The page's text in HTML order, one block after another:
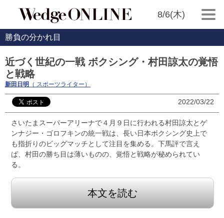
8/6(木)
勝負の分かれ目
近づく世紀の一戦 ボクシング・村田諒太の覚悟
と戦略
新田日明 （ スポーツライター）
2022/03/22
さいたまスーパーアリーナで４月９日に行われる村田諒太とゲ
ンナジー・ゴロフキンの統一戦は、長い日本ボクシング史上で
も指折りのビッグマッチとして注目を集める。下馬評で言え
ば、村田の勝ち目は薄いものの、覚悟と戦略が秘められてい
る。
本文を読む